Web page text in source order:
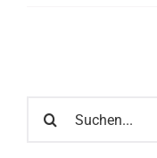
nach: